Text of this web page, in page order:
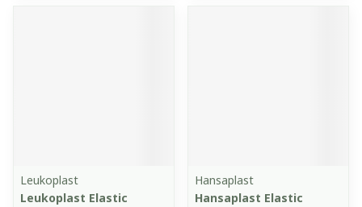
Leukoplast
Leukoplast Elastic
Hansaplast
Hansaplast Elastic